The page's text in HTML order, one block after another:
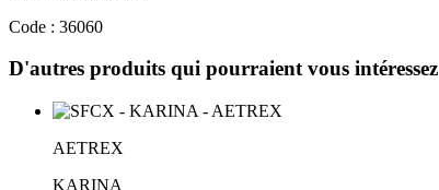
Code : 36060
D'autres produits qui pourraient vous intéressez
AETREX
KARINA